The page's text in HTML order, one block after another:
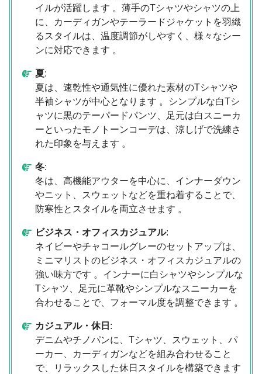
イルが活躍します 。薄手のTシャツやシャツの上
に、カーディガンやテーラードジャケットを羽織
るスタイルは、温度調節がしやすく、様々なシー
ンに対応できます 。
夏:
夏は、速乾性や通気性に優れた素材のTシャツや
半袖シャツが中心となります 。シンプルな白Tシ
ャツに黒のテーパードパンツ、足元は白スニーカ
ーといったモノトーンコーデは、涼しげで洗練さ
れた印象を与えます 。
冬:
冬は、高機能アウターを中心に、インナーダウン
やニット、スウェットなどを重ね着することで、
防寒性とスタイルを両立させます 。
ビジネス・オフィスカジュアル:
ネイビーやチャコールグレーのセットアップは、
ミニマリストのビジネス・オフィスカジュアルの
強い味方です 。インナーに白シャツやシンプルな
Tシャツ、足元に革靴やシンプルなスニーカーを
合わせることで、フォーマル度を調整できます 。
カジュアル・休日 :
デニムやチノパンに、Tシャツ、スウェット、パ
ーカー、カーディガンなどを組み合わせること
で、リラックスした休日スタイルを構築できます